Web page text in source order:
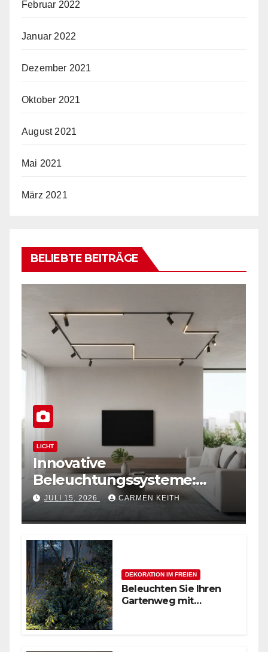
Februar 2022
Januar 2022
Dezember 2021
Oktober 2021
August 2021
Mai 2021
März 2021
BELIEBTE BEITRÄGE
LICHT
Innovative
Beleuchtungssysteme:
Moderne magnetische
Schienensysteme für
JULI 15, 2026 CARMEN KEITH
DEKORATION IM FREIEN
Beleuchten Sie Ihren
Gartenweg mit